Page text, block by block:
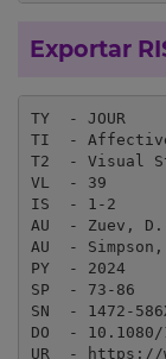
Exportar
TY  - JOUR
TI  - Affective
T2  - Visual
VL  - 39
IS  - 1-2
AU  - Zuev, D.
AU  -
PY  - 2024
SP  - 73-86
SN  - 1472-
DO  - 10.1080/
UR  - https://